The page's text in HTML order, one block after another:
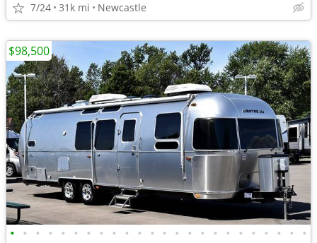
7/24 31k mi Newcastle
• • • • • • • • • • • • • • • • • • • • • • • •
$98,500